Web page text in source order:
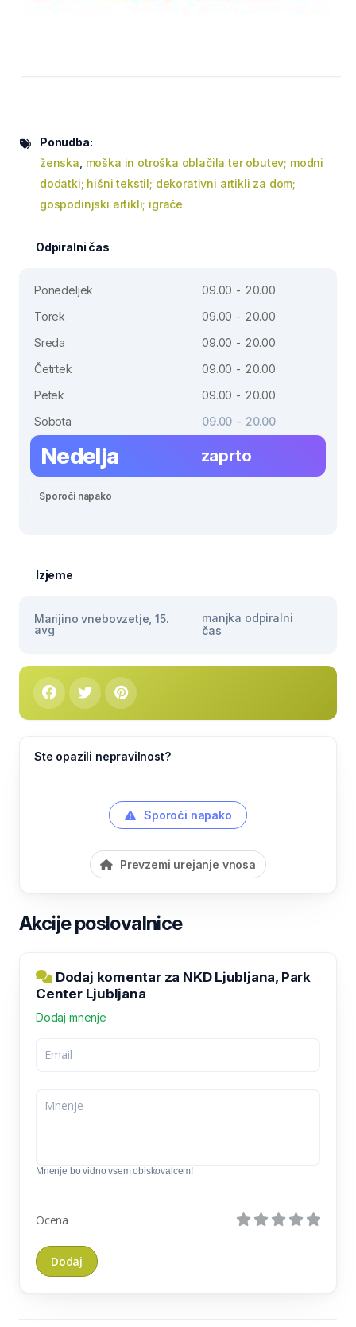
Ponudba:
ženska moška in otroška oblačila ter obutev; modni
dodatki; hišni tekstil; dekorativni artikli za dom;
gospodinjski artikli; igrače
Odpiralni čas
Ponedeljek
09.00 - 20.00
Torek
09.00 - 20.00
Sreda
09.00 - 20.00
Četrtek
09.00 - 20.00
Petek
09.00 - 20.00
Sobota
09.00 - 20.00
Nedelja zaprto
Sporoči napako
Izjeme
Marijino vnebovzetje, 15.
avg
manjka odpiralni
čas
Ste opazili nepravilnost?
Sporoči napako
Prevzemi urejanje vnosa
Akcije poslovalnice
Dodaj komentar za NKD Ljubljana, Park
Center Ljubljana
Dodaj mnenje
Mnenje bo vidno vsem obiskovalcem!
Ocena